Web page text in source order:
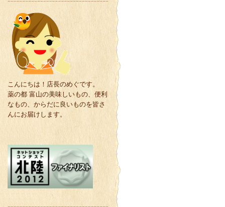
こんにちは！店長のめぐです。
薬の都 富山の美味しいもの、便利
なもの、からだに良いものを皆さ
んにお届けします。